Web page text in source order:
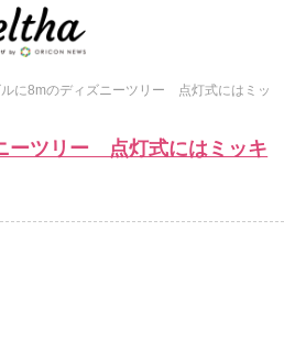
ルに8mのディズニーツリー 点灯式にはミッ
ーツリー 点灯式にはミッキ